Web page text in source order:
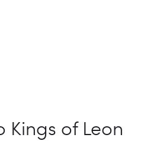
Kings of Leon